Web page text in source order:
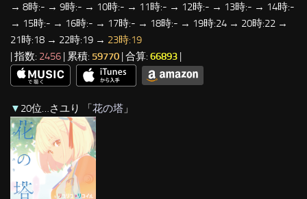
→ 8時:- → 9時:- → 10時:- → 11時:- → 12時:- → 13時:- → 14時:-
→ 15時:- → 16時:- → 17時:- → 18時:- → 19時:24 → 20時:22 →
21時:18 → 22時:19 → 23時:19
| 指数: 2456 | 累積: 59770 | 合算: 66893 |
▼ 20位…さユり 「花の塔 」